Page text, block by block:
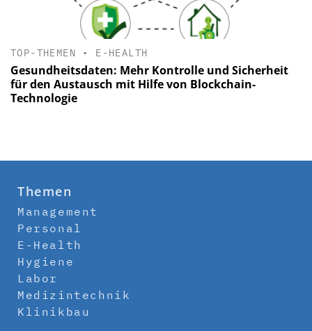
TOP-THEMEN • E-HEALTH
Gesundheitsdaten: Mehr Kontrolle und Sicherheit
für den Austausch mit Hilfe von Blockchain-
Technologie
Themen
Management
Personal
E-Health
Hygiene
Labor
Medizintechnik
Klinikbau